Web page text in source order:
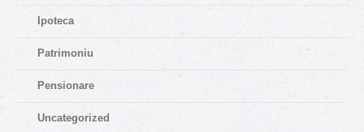
Ipoteca
Patrimoniu
Pensionare
Uncategorized